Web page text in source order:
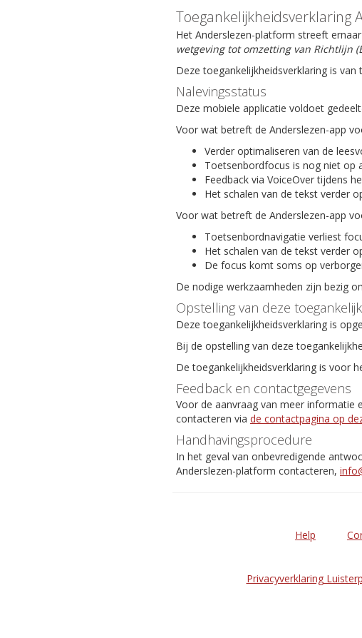
Toegankelijkheidsverklaring
Het Anderslezen-platform streeft
wetgeving tot omzetting van Richtlijn
Deze toegankelijkheidsverklaring is
Nalevingsstatus
Deze mobiele applicatie voldoet
Voor wat betreft de Anderslezen-app
Verder optimaliseren van de
Toetsenbordfocus is nog niet op
Feedback via VoiceOver tijdens
Het schalen van de tekst verder
Voor wat betreft de Anderslezen-app
Toetsenbordnavigatie verliest
Het schalen van de tekst verder
De focus komt soms op
De nodige werkzaamheden zijn bezig
Opstelling van deze
Deze toegankelijkheidsverklaring is
Bij de opstelling van deze
De toegankelijkheidsverklaring is voor
Feedback en contactgegevens
Voor de aanvraag van meer informatie
contacteren via de contactpagina op
Handhavingsprocedure
In het geval van onbevredigende
Anderslezen-platform contacteren,
Help
Privacyverklaring